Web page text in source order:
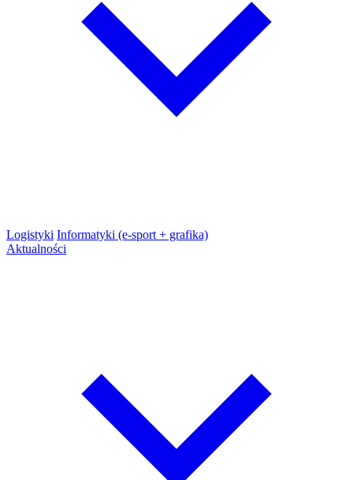
Logistyki Informatyki (e-sport + grafika)
Aktualności